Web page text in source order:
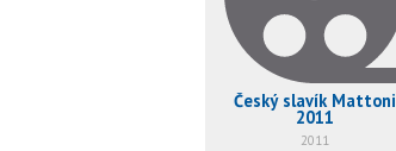
Český slavík Mattoni
2011
2011